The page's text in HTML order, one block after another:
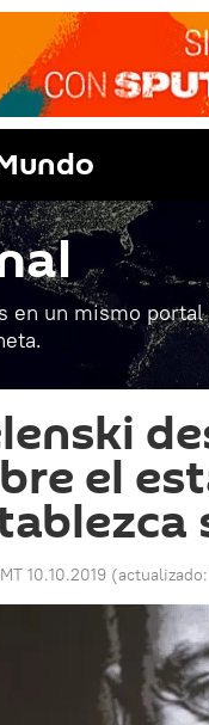
en un mismo
el
10.10.2019 (actualizado: